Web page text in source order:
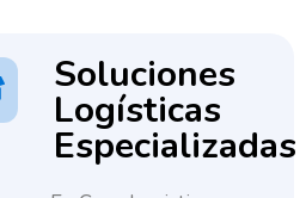
Soluciones
Logísticas
Especializadas